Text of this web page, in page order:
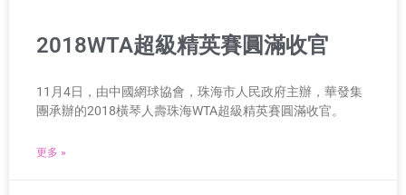
2018WTA超級精英賽圓滿收官
11月4日，由中國網球協會，珠海市人民政府主辦，華發集
團承辦的2018橫琴人壽珠海WTA超級精英賽圓滿收官。
更多 »